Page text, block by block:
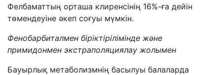
Фелбаматтың орташа клиренсінің 16%-ға дейін
төмендеуіне әкеп соғуы мүмкін.
Фенобарбиталмен біріктірілімінде және
примидонмен экстраполяциялау жолымен
Бауырлық метаболизмнің басылуы балаларда